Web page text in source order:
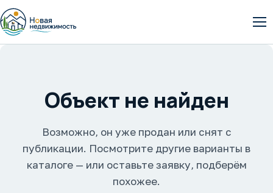
Объект не найден
Возможно, он уже продан или снят с
публикации. Посмотрите другие варианты в
каталоге — или оставьте заявку, подберём
похожее.